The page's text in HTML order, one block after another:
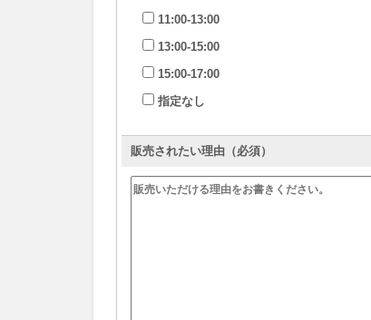
11:00-13:00
13:00-15:00
15:00-17:00
指定なし
販売されたい理由（必須）